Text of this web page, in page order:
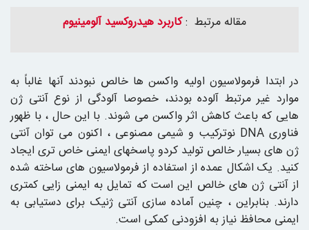
مقاله مرتبط :کاربرد هیدروکسید آلومینیوم
در ابتدا فرمولاسیون اولیه واکسن ها خالص نبودند آنها غالباً به
موارد غیر مرتبط آلوده بودند، خصوصا آلودگی از نوع آنتی ژن
هایی که باعث کاهش اثر واکسن می شوند. با این حال ، با ظهور
فناوری DNA نوترکیب و شیمی مصنوعی ، اکنون می توان آنتی
ژن های بسیار خالص تولید کردو پاسخهای ایمنی خاص تری ایجاد
کنید. یک اشکال عمده از استفاده از فرمولاسیون های ساخته شده
از آنتی ژن های خالص این است که تمایل به ایمنی زایی کمتری
دارند. بنابراین ، چنین آماده سازی آنتی ژنیک برای دستیابی به
ایمنی محافظ نیاز به افزودنی کمکی است.